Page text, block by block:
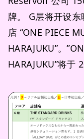
牌。 G层将开设
店 “ONE PIECE
HARAJUKU”。
HARAJUKU”将于